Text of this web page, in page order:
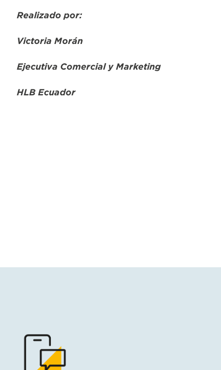
Realizado por:
Victoria Morán
Ejecutiva Comercial y Marketing
HLB Ecuador